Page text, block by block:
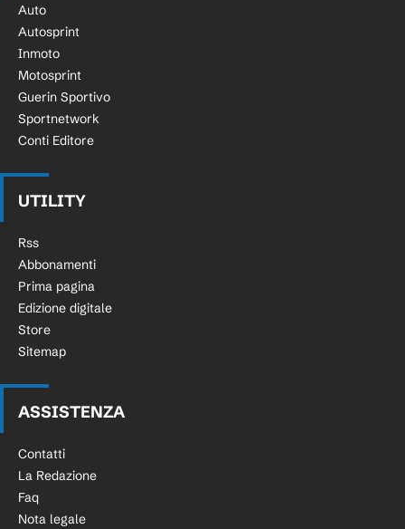
Auto
Autosprint
Inmoto
Motosprint
Guerin Sportivo
Sportnetwork
Conti Editore
UTILITY
Rss
Abbonamenti
Prima pagina
Edizione digitale
Store
Sitemap
ASSISTENZA
Contatti
La Redazione
Faq
Nota legale